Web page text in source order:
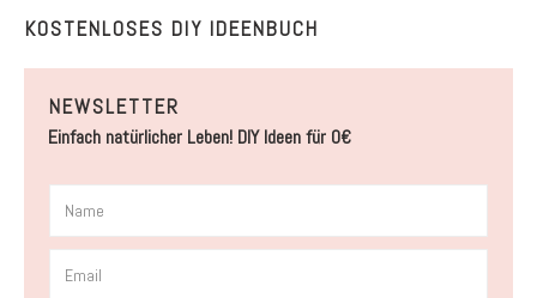
KOSTENLOSES DIY IDEENBUCH
NEWSLETTER
Einfach natürlicher Leben! DIY Ideen für 0€